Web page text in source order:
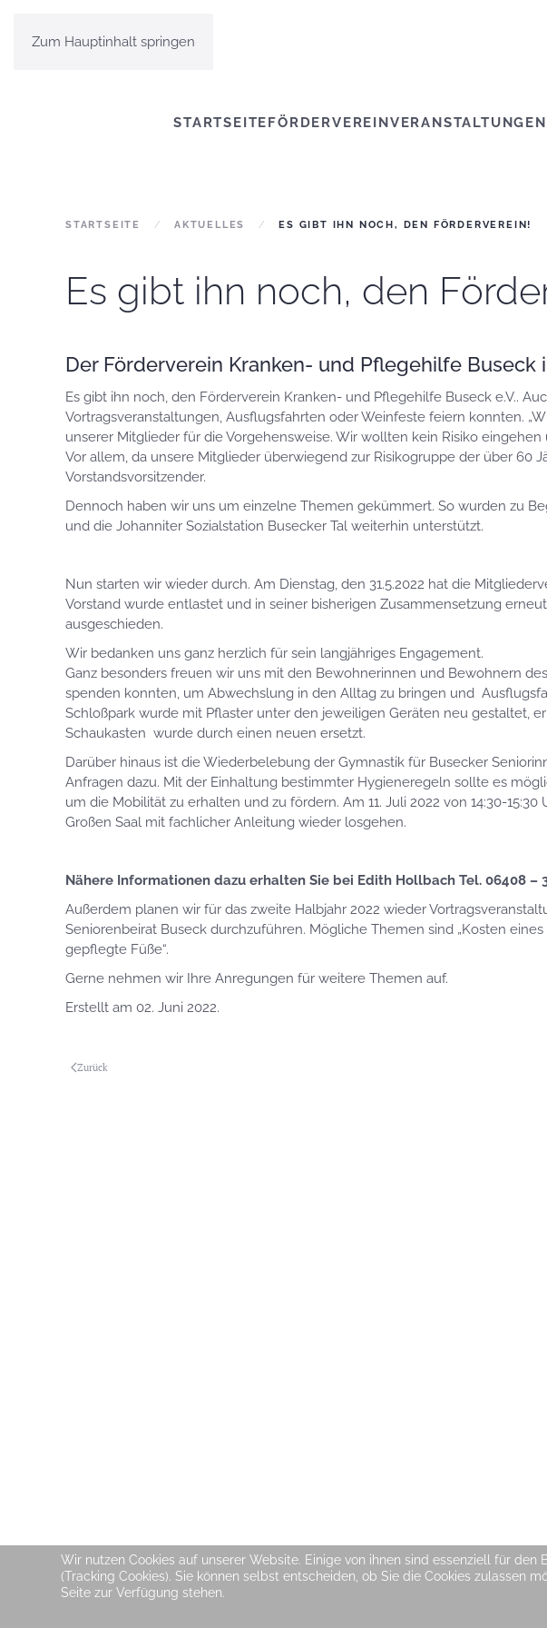
Zum Hauptinhalt springen
STARTSEITEFÖRDERVEREINVERANSTALTUNGEN
STARTSEITE AKTUELLES ES GIBT IHN NOCH, DEN FÖRDERVEREIN!
Es gibt ihn noch, den
Der Förderverein Kranken- und Pflegehilfe Buseck
Es gibt ihn noch, den Förderverein Kranken- und Pflegehilfe Buseck e.V..
Vortragsveranstaltungen, Ausflugsfahrten oder Weinfeste feiern konnten.
unserer Mitglieder für die Vorgehensweise. Wir wollten kein Risiko
Vor allem, da unsere Mitglieder überwiegend zur Risikogruppe der über 60
Vorstandsvorsitzender.
Dennoch haben wir uns um einzelne Themen gekümmert. So wurden zu
und die Johanniter Sozialstation Busecker Tal weiterhin unterstützt.
Nun starten wir wieder durch. Am Dienstag, den 31.5.2022 hat die
Vorstand wurde entlastet und in seiner bisherigen Zusammensetzung
ausgeschieden.
Wir bedanken uns ganz herzlich für sein langjähriges Engagement.
Ganz besonders freuen wir uns mit den Bewohnerinnen und Bewohnern
spenden konnten, um Abwechslung in den Alltag zu bringen und
Schloßpark wurde mit Pflaster unter den jeweiligen Geräten neu gestaltet,
Schaukasten wurde durch einen neuen ersetzt.
Darüber hinaus ist die Wiederbelebung der Gymnastik für Busecker
Anfragen dazu. Mit der Einhaltung bestimmter Hygieneregeln sollte es
um die Mobilität zu erhalten und zu fördern. Am 11. Juli 2022 von 14:30-
Großen Saal mit fachlicher Anleitung wieder losgehen.
Nähere Informationen dazu erhalten Sie bei Edith Hollbach Tel. 06408 –
Außerdem planen wir für das zweite Halbjahr 2022 wieder
Seniorenbeirat Buseck durchzuführen. Mögliche Themen sind „Kosten
gepflegte Füße“.
Gerne nehmen wir Ihre Anregungen für weitere Themen auf.
Erstellt am 02. Juni 2022.
Zurück
Wir nutzen Cookies auf unserer Website. Einige von ihnen sind essenziell für
(Tracking Cookies). Sie können selbst entscheiden, ob Sie die Cookies
Seite zur Verfügung stehen.